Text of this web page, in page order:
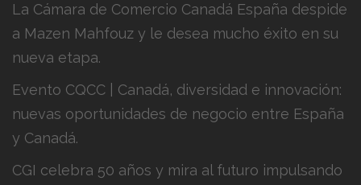
La Cámara de Comercio Canadá España despide
a Mazen Mahfouz y le desea mucho éxito en su
nueva etapa.
Evento CQCC | Canadá, diversidad e innovación:
nuevas oportunidades de negocio entre España
y Canadá.
CGI celebra 50 años y mira al futuro impulsando